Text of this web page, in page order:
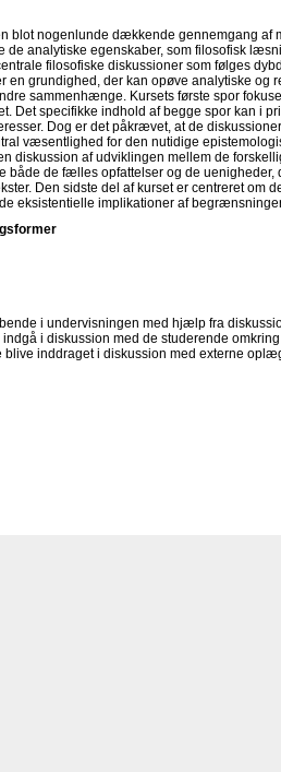
blot nogenlunde dækkende gennemgang af
de analytiske egenskaber, som filosofisk
filosofiske diskussioner som følges
en grundighed, der kan opøve analytiske og
sammenhænge. Kursets første spor
Det specifikke indhold af begge spor kan i
Dog er det påkrævet, at de
væsentlighed for den nutidige
diskussion af udviklingen mellem de
både de fælles opfattelser og de uenigheder,
Den sidste del af kurset er centreret om
eksistentielle implikationer af
i undervisningen med hjælp fra
i diskussion med de studerende
blive inddraget i diskussion med externe